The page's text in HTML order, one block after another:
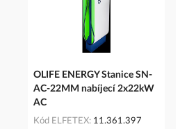
OLIFE ENERGY Stanice SN-
AC-22MM nabíjecí 2x22kW
AC
Kód ELFETEX 11.361.397